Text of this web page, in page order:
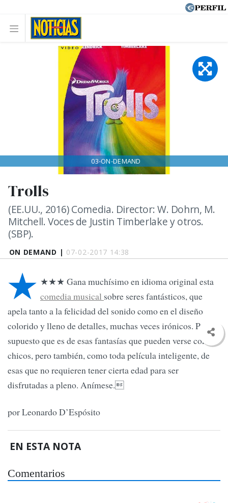
ON DEMAND | 07-02-2017 14:38
Trolls
(EE.UU., 2016) Comedia. Director: W. Dohrn, M.
Mitchell. Voces de Justin Timberlake y otros.
(SBP).
03-ON-DEMAND
★ ★★★ Gana muchísimo en idioma original esta
comedia musical sobre seres fantásticos, que
apela tanto a la felicidad del sonido como en el diseño
colorido y lleno de detalles, muchas veces irónicos. Por
supuesto que es de esas fantasías que pueden verse con
chicos, pero también, como toda película inteligente, de
esas que no requieren tener cierta edad para ser
disfrutadas a pleno. Anímese.
por Leonardo D’Espósito
EN ESTA NOTA
Comentarios